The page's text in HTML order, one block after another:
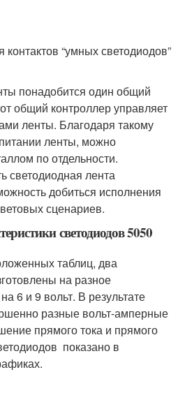
“умных светодиодов”
понадобится один общий
общий контроллер управляет
ленты. Благодаря такому
ленты, можно
по отдельности.
светодиодная лента
добиться исполнения
сценариев.
светодиодов 5050
таблиц, два
на разное
6 и 9 вольт. В результате
разные вольт-амперные
прямого тока и прямого
показано в